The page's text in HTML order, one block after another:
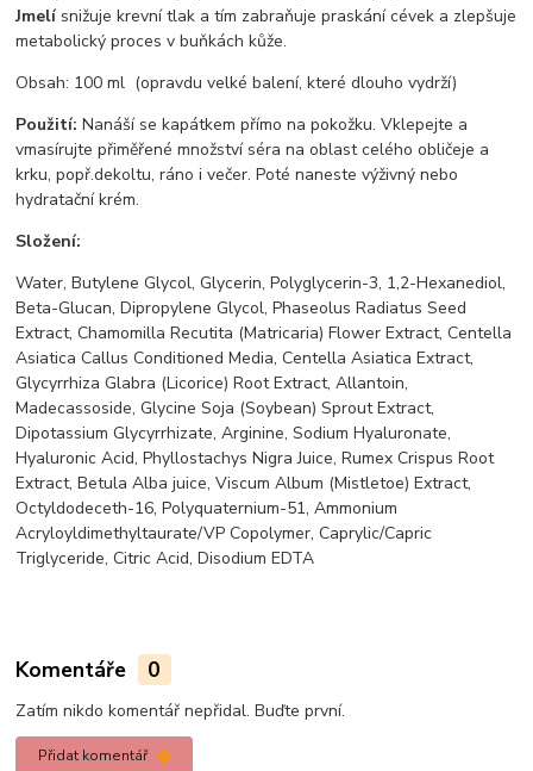
Jmelísnižuje krevní tlak a tím zabraňuje praskání cévek a zlepšuje
metabolický proces v buňkách kůže.
Obsah: 100 ml (opravdu velké balení, které dlouho vydrží)
Použití:Nanáší se kapátkem přímo na pokožku. Vklepejte a
vmasírujte přiměřené množství séra na oblast celého obličeje a
krku, popř.dekoltu, ráno i večer. Poté naneste výživný nebo
hydratační krém.
Složení:
Water, Butylene Glycol, Glycerin, Polyglycerin-3, 1,2-Hexanediol,
Beta-Glucan, Dipropylene Glycol, Phaseolus Radiatus Seed
Extract, Chamomilla Recutita (Matricaria) Flower Extract, Centella
Asiatica Callus Conditioned Media, Centella Asiatica Extract,
Glycyrrhiza Glabra (Licorice) Root Extract, Allantoin,
Madecassoside, Glycine Soja (Soybean) Sprout Extract,
Dipotassium Glycyrrhizate, Arginine, Sodium Hyaluronate,
Hyaluronic Acid, Phyllostachys Nigra Juice, Rumex Crispus Root
Extract, Betula Alba juice, Viscum Album (Mistletoe) Extract,
Octyldodeceth-16, Polyquaternium-51, Ammonium
Acryloyldimethyltaurate/VP Copolymer, Caprylic/Capric
Triglyceride, Citric Acid, Disodium EDTA
Komentáře 0
Zatím nikdo komentář nepřidal. Buďte první.
Přidat komentář